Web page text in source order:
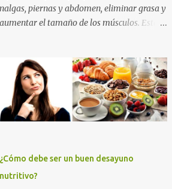
nalgas, piernas y abdomen, eliminar grasa y
aumentar el tamaño de los músculos. Esta
mujeres principiantes, con nivel intermedio
y avanzado , para que puedas levantar y
agrandar la cola , tonificar las piernas,
quemar grasa y tener un abdomen plano. Si
quieres eliminar grasa, tonificar tus
muscular a tus nalgas y a tus piernas
principalmente, entrena duro con los
ejercicios que te muestro más abajo. Y si
¿Cómo debe ser un buen desayuno
nutritivo?